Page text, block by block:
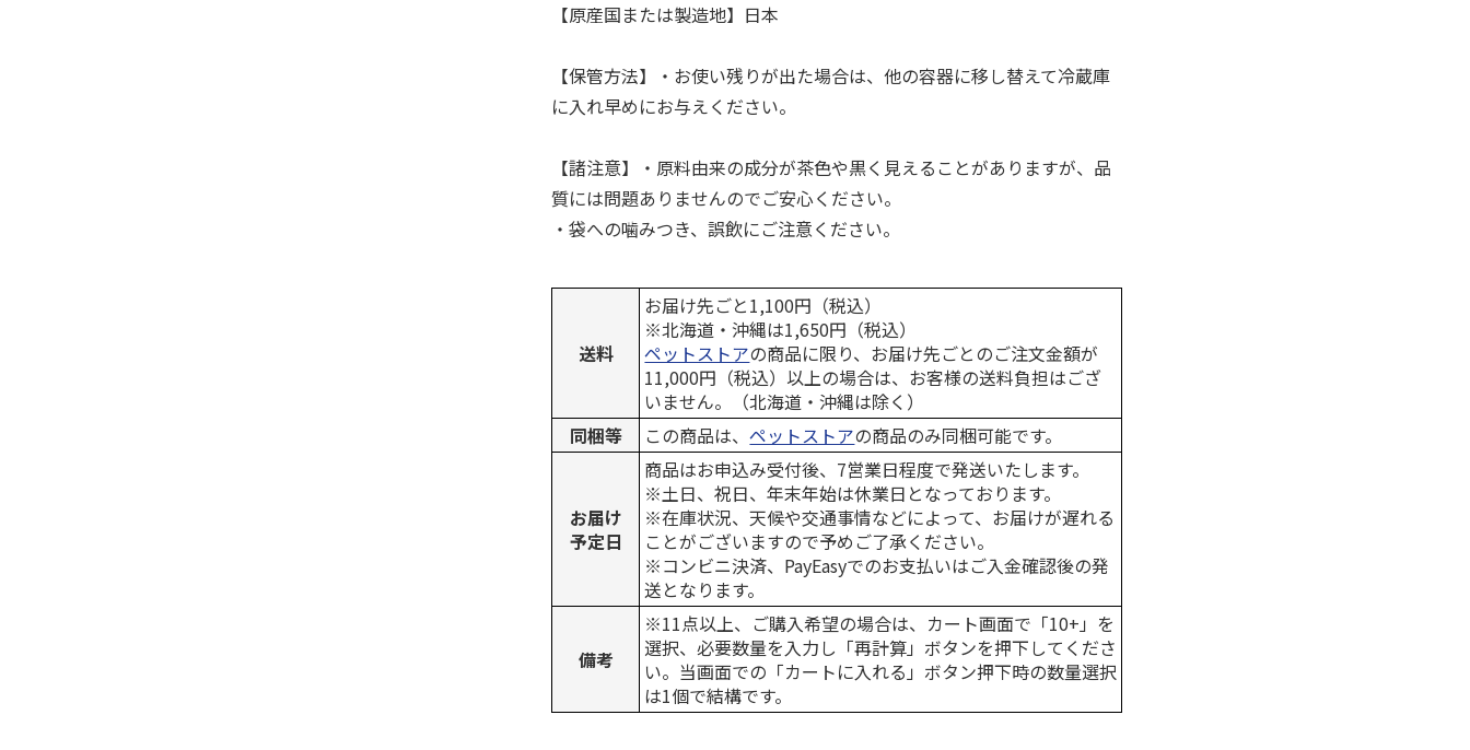
【原産国または製造地】日本
【保管方法】・お使い残りが出た場合は、他の容器に移し替えて冷蔵庫
に入れ早めにお与えください。
【諸注意】・原料由来の成分が茶色や黒く見えることがありますが、品
質には問題ありませんのでご安心ください。
・袋への噛みつき、誤飲にご注意ください。
送料
お届け先ごと1,100円（税込）
※北海道・沖縄は1,650円（税込）
ペットストアの商品に限り、お届け先ごとのご注文金額が
11,000円（税込）以上の場合は、お客様の送料負担はござ
いません。（北海道・沖縄は除く）
同梱等
この商品は、ペットストアの商品のみ同梱可能です。
お届け
予定日
商品はお申込み受付後、7営業日程度で発送いたします。
※土日、祝日、年末年始は休業日となっております。
※在庫状況、天候や交通事情などによって、お届けが遅れる
ことがございますので予めご了承ください。
※コンビニ決済、PayEasyでのお支払いはご入金確認後の発
送となります。
備考
※11点以上、ご購入希望の場合は、カート画面で「10+」を
選択、必要数量を入力し「再計算」ボタンを押下してくださ
い。当画面での「カートに入れる」ボタン押下時の数量選択
は1個で結構です。